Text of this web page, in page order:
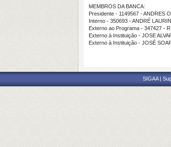
MEMBROS DA BANCA:
Presidente - 1149567 - ANDRES
Interno - 350693 - ANDRÉ
Externo ao Programa - 347427 -
Externo à Instituição - JOSE
Externo à Instituição - JOSÉ
SIGAA |